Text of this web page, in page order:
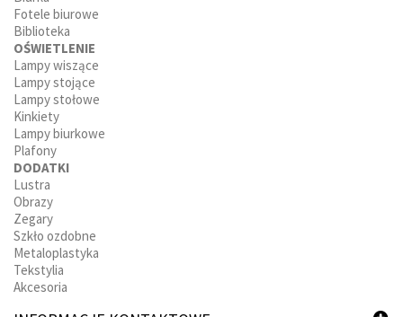
Fotele biurowe
Biblioteka
OŚWIETLENIE
Lampy wiszące
Lampy stojące
Lampy stołowe
Kinkiety
Lampy biurkowe
Plafony
DODATKI
Lustra
Obrazy
Zegary
Szkło ozdobne
Metaloplastyka
Tekstylia
Akcesoria